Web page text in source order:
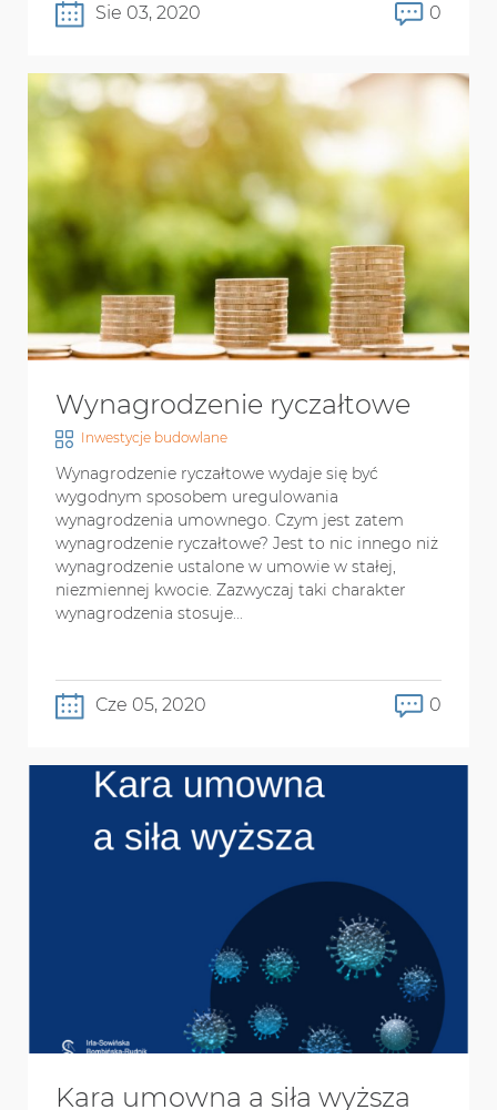
Sie 03, 2020 0
Wynagrodzenie ryczałtowe
Inwestycje budowlane
Wynagrodzenie ryczałtowe wydaje się być
wygodnym sposobem uregulowania
wynagrodzenia umownego. Czym jest zatem
wynagrodzenie ryczałtowe? Jest to nic innego niż
wynagrodzenie ustalone w umowie w stałej,
niezmiennej kwocie. Zazwyczaj taki charakter
wynagrodzenia stosuje...
Cze 05, 2020 0
Kara umowna a siła wyższa